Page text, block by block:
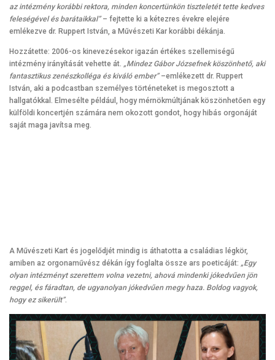
az intézmény korábbi rektora, minden koncertünkön tiszteletét tette kedves
feleségével és barátaikkal”– fejtette ki a kétezres évekre elejére
emlékezve dr. Ruppert István, a Művészeti Kar korábbi dékánja.
Hozzátette: 2006-os kinevezésekor igazán értékes szellemiségű
intézmény irányítását vehette át. „Mindez Gábor Józsefnek köszönhető, aki
fantasztikus zenészkolléga és kiváló ember”–emlékezett dr. Ruppert
István, aki a podcastban személyes történeteket is megosztott a
hallgatókkal. Elmesélte például, hogy mérnökmúltjának köszönhetően egy
külföldi koncertjén számára nem okozott gondot, hogy hibás orgonáját
saját maga javítsa meg.
A Művészeti Kart és jogelődjét mindig is áthatotta a családias légkör,
amiben az orgonaművész dékán így foglalta össze ars poeticáját: „Egy
olyan intézményt szerettem volna vezetni, ahová mindenki jókedvűen jön
reggel, és fáradtan, de ugyanolyan jókedvűen megy haza. Boldog vagyok,
hogy ez sikerült”.